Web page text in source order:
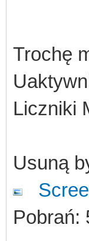
Trochę
Liczniki
Usuną
Pobrań: